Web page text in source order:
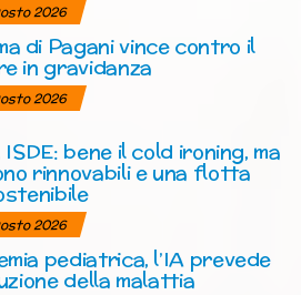
2026
di Pagani vince contro il
in gravidanza
2026
bene il cold ironing, ma
rinnovabili e una flotta
2026
pediatrica, l’IA prevede
della malattia